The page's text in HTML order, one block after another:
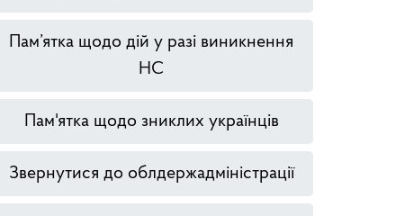
Пам’ятка щодо дій у разі виникнення
НС
Пам'ятка щодо зниклих українців
Звернутися до облдержадміністрації